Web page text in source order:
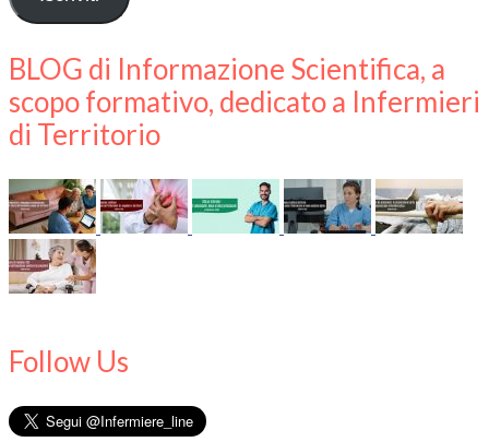
BLOG di Informazione Scientifica, a
scopo formativo, dedicato a Infermieri
di Territorio
Follow Us